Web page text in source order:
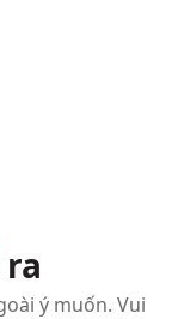
ý muốn. Vui